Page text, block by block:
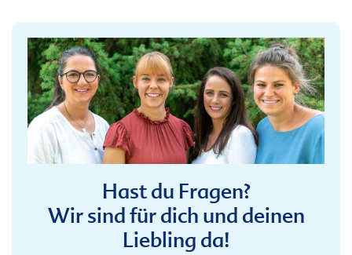
Hast du Fragen?
Wir sind für dich und deinen
Liebling da!